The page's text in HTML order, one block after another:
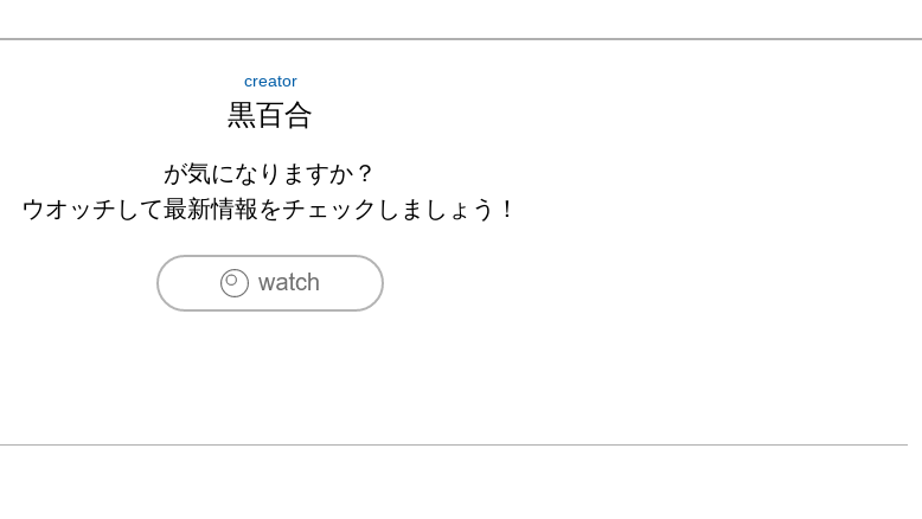
creator
黒百合
が気になりますか？
ウオッチして最新情報をチェックしましょう！